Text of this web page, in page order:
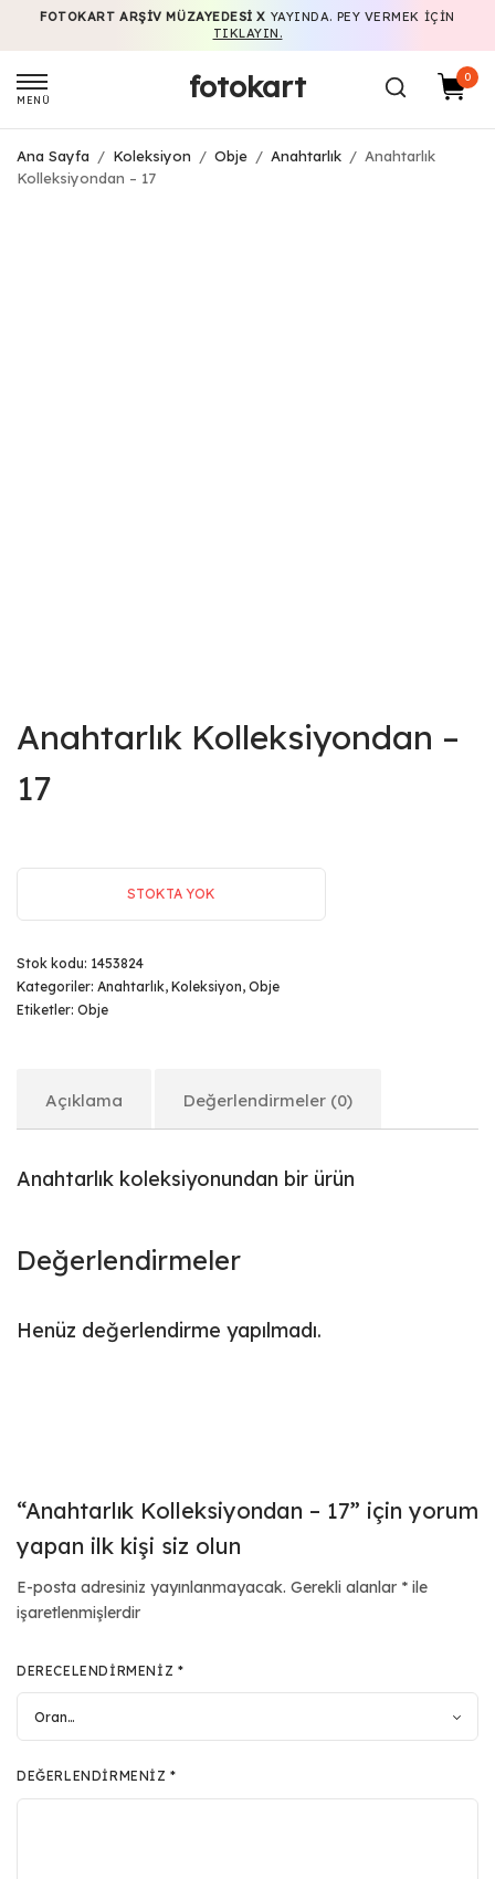
FOTOKART ARŞIV MÜZAYEDESI X YAYINDA. PEY VERMEK IÇIN
TIKLAYIN.
MENÜ fotokart 0
Ana Sayfa / Koleksiyon / Obje / Anahtarlık / Anahtarlık
Kolleksiyondan – 17
Anahtarlık Kolleksiyondan –
17
STOKTA YOK
Stok kodu: 1453824
Kategoriler: Anahtarlık, Koleksiyon, Obje
Etiketler: Obje
Açıklama Değerlendirmeler (0)
Anahtarlık koleksiyonundan bir ürün
Değerlendirmeler
Henüz değerlendirme yapılmadı.
“Anahtarlık Kolleksiyondan – 17” için yorum
yapan ilk kişi siz olun
E-posta adresiniz yayınlanmayacak. Gerekli alanlar * ile
işaretlenmişlerdir
DERECELENDIRMENIZ *
DEĞERLENDIRMENIZ*